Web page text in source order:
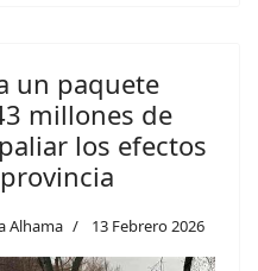
un paquete
millones de
los efectos
Alhama 13 Febrero 2026